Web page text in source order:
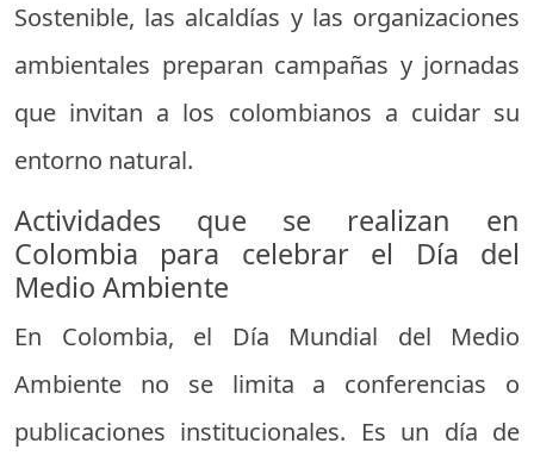
Sostenible, las alcaldías y las organizaciones
ambientales preparan campañas y jornadas
que invitan a los colombianos a cuidar su
entorno natural.
Actividades que se realizan en
Colombia para celebrar el Día del
Medio Ambiente
En Colombia, el Día Mundial del Medio
Ambiente no se limita a conferencias o
publicaciones institucionales. Es un día de